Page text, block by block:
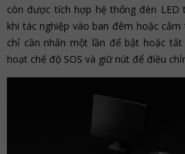
còn được tích hợp hệ thống đèn LED
khi tác nghiệp vào ban đêm hoặc
chỉ cần nhấn một lần để bật hoặc
hoạt chế độ SOS và giữ nút để điều